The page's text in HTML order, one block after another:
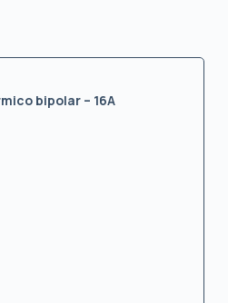
bipolar – 16A